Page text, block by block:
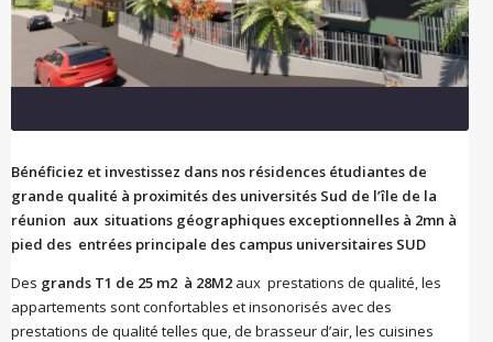
Bénéficiez et investissez dans nos résidences étudiantes de
grande qualité à proximités des universités Sud de l’île de la
réunion aux situations géographiques exceptionnelles à 2mn à
pied des entrées principale des campus universitaires SUD
Des grands T1 de 25 m2 à 28M2 aux prestations de qualité, les
appartements sont confortables et insonorisés avec des
prestations de qualité telles que, de brasseur d’air, les cuisines